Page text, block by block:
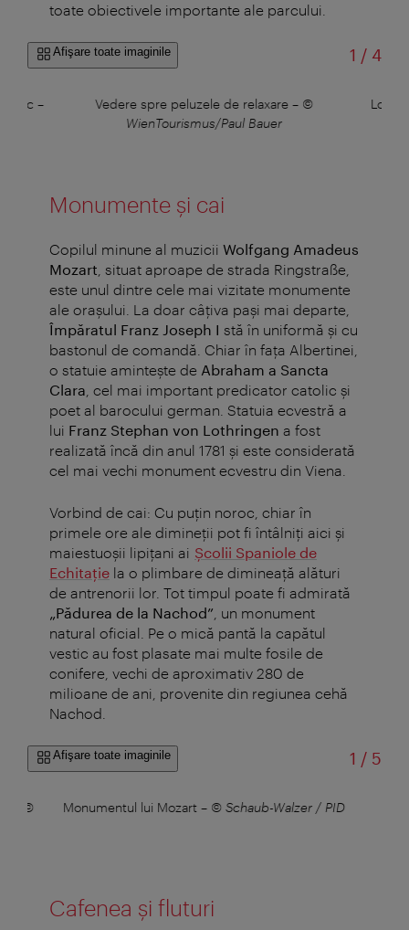
toate obiectivele importante ale parcului.
Afişare toate imaginile 1 /din
4
parc – Vedere spre peluzele de relaxare – ©
WienTourismus/Paul Bauer
Locul
Monumente și cai
Copilul minune al muzicii Wolfgang Amadeus
Mozart , situat aproape de strada Ringstraße,
este unul dintre cele mai vizitate monumente
ale orașului. La doar câțiva pași mai departe,
Împăratul Franz Joseph I stă în uniformă și cu
bastonul de comandă. Chiar în fața Albertinei,
o statuie amintește de Abraham a Sancta
Clara , cel mai important predicator catolic și
poet al barocului german. Statuia ecvestră a
lui Franz Stephan von Lothringen a fost
realizată încă din anul 1781 și este considerată
cel mai vechi monument ecvestru din Viena.
Vorbind de cai: Cu puțin noroc, chiar în
primele ore ale dimineții pot fi întâlniți aici și
maiestuoșii lipițani ai Școlii Spaniole de
Echitație la o plimbare de dimineață alături
de antrenorii lor. Tot timpul poate fi admirată
„Pădurea de la Nachod” , un monument
natural oficial. Pe o mică pantă la capătul
vestic au fost plasate mai multe fosile de
conifere, vechi de aproximativ 280 de
milioane de ani, provenite din regiunea cehă
Nachod.
Afişare toate imaginile 1 /din
5
© Monumentul lui Mozart – © Schaub-Walzer / PID
Cafenea și fluturi